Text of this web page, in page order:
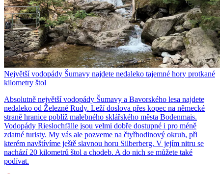
Největší vodopády Šumavy najdete nedaleko tajemné hory protkané
kilometry štol
Absolutně největší vodopády Šumavy a Bavorského lesa najdete
nedaleko od Železné Rudy. Leží doslova přes kopec na německé
straně hranice poblíž malebného sklářského města Bodenmais.
Vodopády Rieslochfälle jsou velmi dobře dostupné i pro méně
zdatné turisty. My vás ale pozveme na čtyřhodinový okruh, při
kterém navštívíme ještě slavnou horu Silberberg. V jejím nitru se
nachází 20 kilometrů štol a chodeb. A do nich se můžete také
podívat.